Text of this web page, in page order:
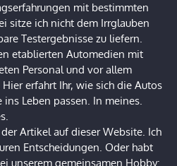
mit bestimmten
sitze ich nicht dem Irrglauben
Testergebnisse zu liefern.
etablierten Automedien mit
Personal und vor allem
erfahrt Ihr, wie sich die Autos
Leben passen. In meines.
Artikel auf dieser Website. Ich
Entscheidungen. Oder habt
unserem gemeinsamen Hobby: